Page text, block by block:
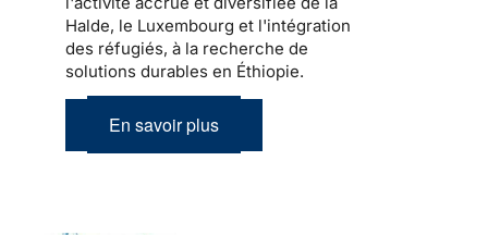
Halde, le Luxembourg et l'intégration
des réfugiés, à la recherche de
solutions durables en Éthiopie.
En savoir plus